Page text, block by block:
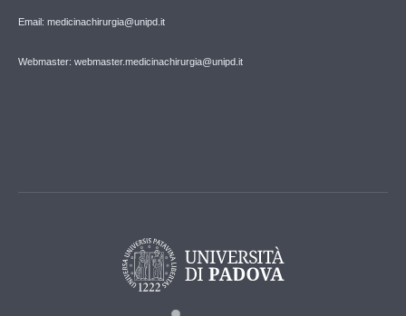
Email: medicinachirurgia@unipd.it
Webmaster: webmaster.medicinachirurgia@unipd.it